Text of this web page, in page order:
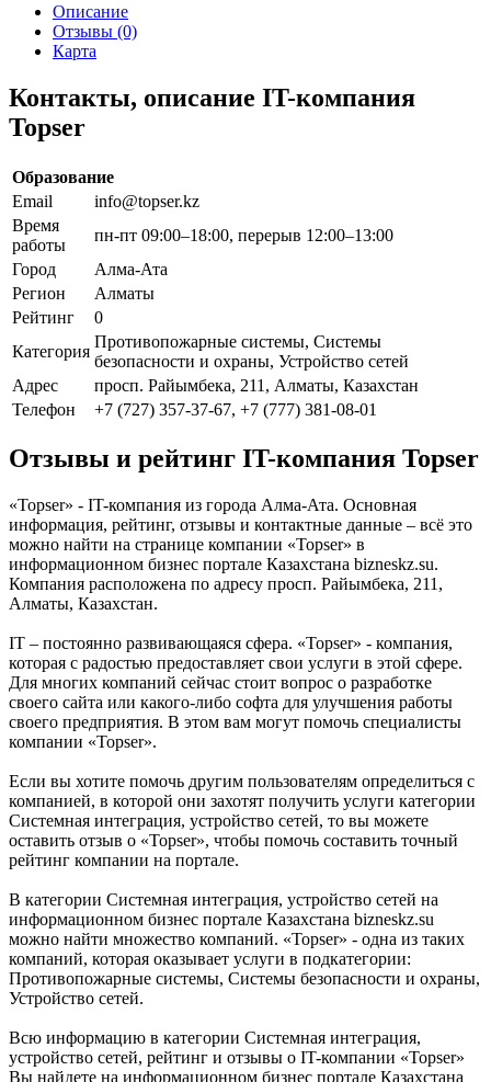
Описание
Отзывы (0)
Карта
Контакты, описание IT-компания
Topser
Образование
Email
info@topser.kz
Время
работы
пн-пт 09:00–18:00, перерыв 12:00–13:00
Город
Алма-Ата
Регион
Алматы
Рейтинг
0
Категория
Противопожарные системы, Системы
безопасности и охраны, Устройство сетей
Адрес
просп. Райымбека, 211, Алматы, Казахстан
Телефон
+7 (727) 357-37-67, +7 (777) 381-08-01
Отзывы и рейтинг IT-компания Topser
«Topser» - IT-компания из города Алма-Ата. Основная
информация, рейтинг, отзывы и контактные данные – всё это
можно найти на странице компании «Topser» в
информационном бизнес портале Казахстана bizneskz.su.
Компания расположена по адресу просп. Райымбека, 211,
Алматы, Казахстан.
IT – постоянно развивающаяся сфера. «Topser» - компания,
которая с радостью предоставляет свои услуги в этой сфере.
Для многих компаний сейчас стоит вопрос о разработке
своего сайта или какого-либо софта для улучшения работы
своего предприятия. В этом вам могут помочь специалисты
компании «Topser».
Если вы хотите помочь другим пользователям определиться с
компанией, в которой они захотят получить услуги категории
Системная интеграция, устройство сетей, то вы можете
оставить отзыв о «Topser», чтобы помочь составить точный
рейтинг компании на портале.
В категории Системная интеграция, устройство сетей на
информационном бизнес портале Казахстана bizneskz.su
можно найти множество компаний. «Topser» - одна из таких
компаний, которая оказывает услуги в подкатегории:
Противопожарные системы, Системы безопасности и охраны,
Устройство сетей.
Всю информацию в категории Системная интеграция,
устройство сетей, рейтинг и отзывы о IT-компании «Topser»
Вы найдете на информационном бизнес портале Казахстана